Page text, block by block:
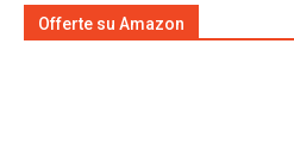
Offerte su Amazon